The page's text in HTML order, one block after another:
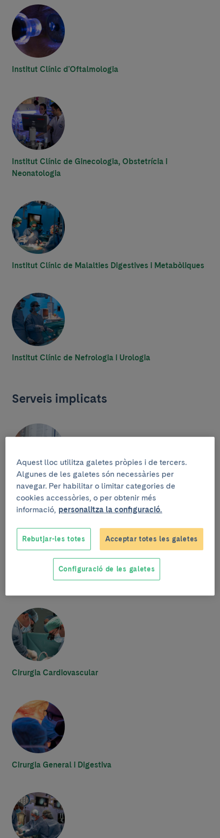
Institut Clínic d'Oftalmologia
Institut Clínic de Ginecologia, Obstetrícia i
Neonatologia
Institut Clínic de Malalties Digestives i Metabòliques
Institut Clínic de Nefrologia i Urologia
Serveis implicats
Bioquímica i Genètica Molecular
Cardiologia
Cirurgia Cardiovascular
Cirurgia General i Digestiva
Aquest lloc utilitza galetes pròpies i de tercers.
Algunes de les galetes són necessàries per
navegar. Per habilitar o limitar categories de
cookies accessòries, o per obtenir més
informació, personalitza la configuració.
Rebutjar-les totes Acceptar totes les galetes
Configuració de les galetes